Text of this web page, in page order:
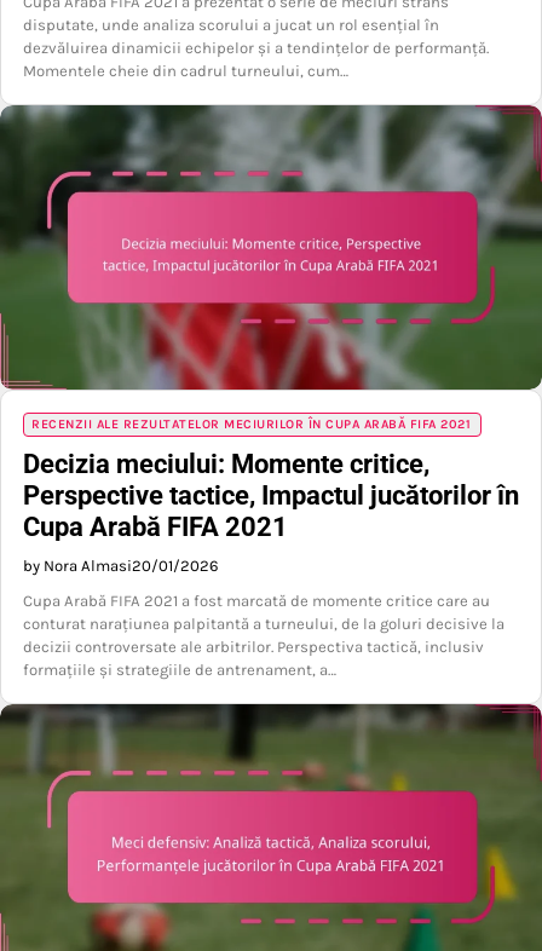
disputate, unde analiza scorului a jucat un rol esențial în
dezvăluirea dinamicii echipelor și a tendințelor de performanță.
Momentele cheie din cadrul turneului, cum…
RECENZII ALE REZULTATELOR MECIURILOR ÎN CUPA ARABĂ FIFA 2021
Decizia meciului: Momente critice,
Perspective tactice, Impactul jucătorilor în
Cupa Arabă FIFA 2021
by Nora Almasi20/01/2026
Cupa Arabă FIFA 2021 a fost marcată de momente critice care au
conturat narațiunea palpitantă a turneului, de la goluri decisive la
decizii controversate ale arbitrilor. Perspectiva tactică, inclusiv
formațiile și strategiile de antrenament, a…